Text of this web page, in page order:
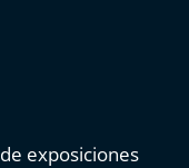
exposiciones